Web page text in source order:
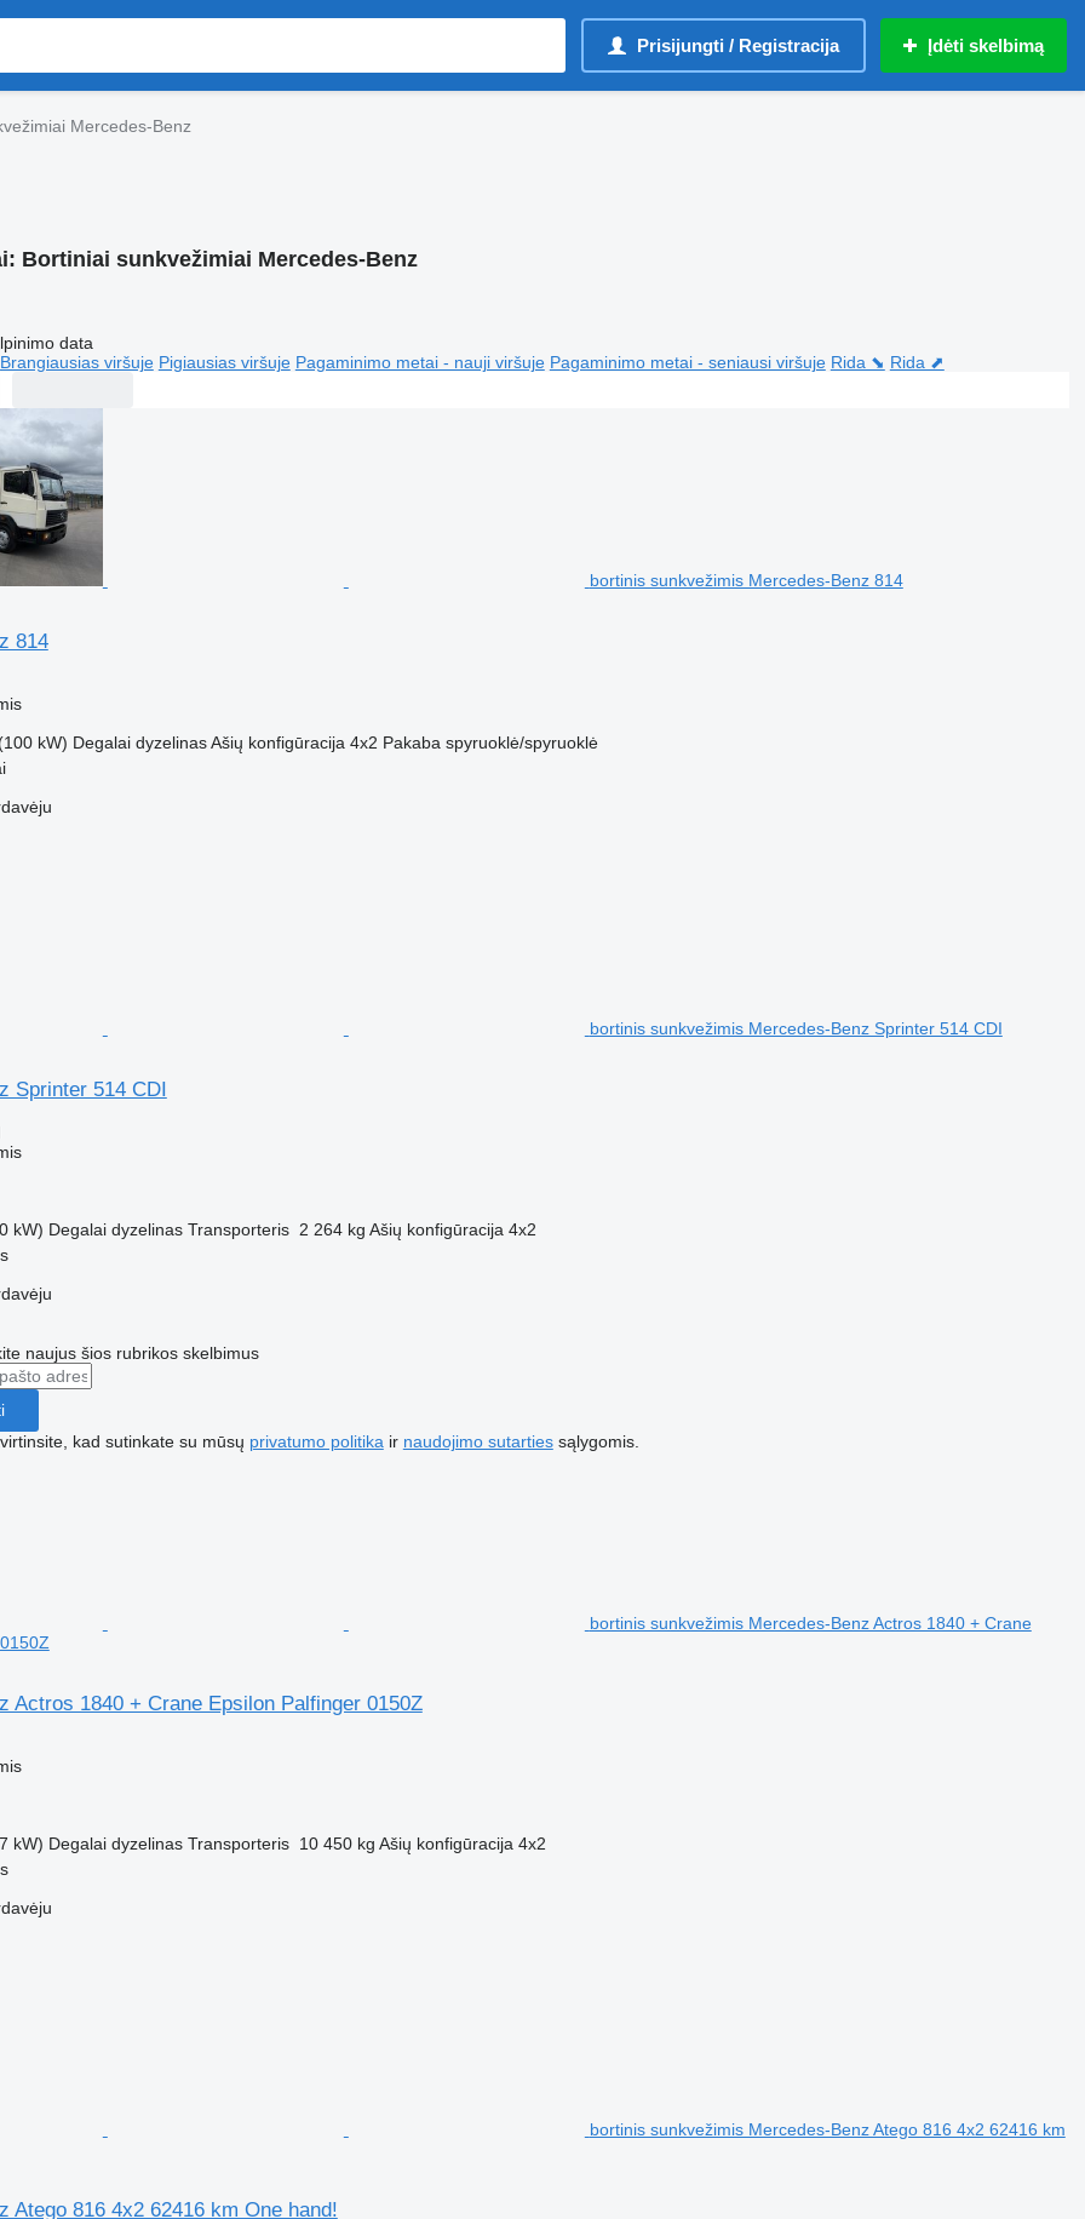
Prisijungti / Registracija Įdėti skelbimą
Mercedes-Benz
Bortiniai sunkvežimiai Mercedes-Benz
data
Brangiausias viršuje Pigiausias viršuje Pagaminimo metai - nauji viršuje Pagaminimo metai - seniausi viršuje Rida ⬊ Rida ⬈
bortinis sunkvežimis Mercedes-Benz 814
814
kW) Degalai dyzelinas Ašių konfigūracija 4x2 Pakaba spyruoklė/spyruoklė
bortinis sunkvežimis Mercedes-Benz Sprinter 514 CDI
Sprinter 514 CDI
kW) Degalai dyzelinas Transporteris 2 264 kg Ašių konfigūracija 4x2
naujus šios rubrikos skelbimus
kad sutinkate su mūsų privatumo politika ir naudojimo sutartiessąlygomis.
bortinis sunkvežimis Mercedes-Benz Actros 1840 + Crane
Actros 1840 + Crane Epsilon Palfinger 0150Z
kW) Degalai dyzelinas Transporteris 10 450 kg Ašių konfigūracija 4x2
bortinis sunkvežimis Mercedes-Benz Atego 816 4x2 62416 km
Atego 816 4x2 62416 km One hand!